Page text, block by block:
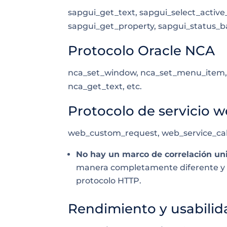
sapgui_get_text,
sapgui_get_property,
Protocolo Oracle NCA
nca_set_window,
nca_get_text, etc.
Protocolo de servicio
web_custom_request,
No hay un marco de correlación
manera completamente diferente
protocolo HTTP.
Rendimiento y